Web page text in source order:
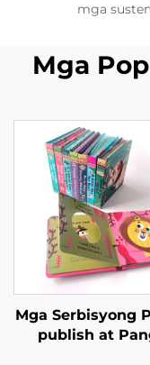
mga
Mga
Mga Serbisyong
publish at